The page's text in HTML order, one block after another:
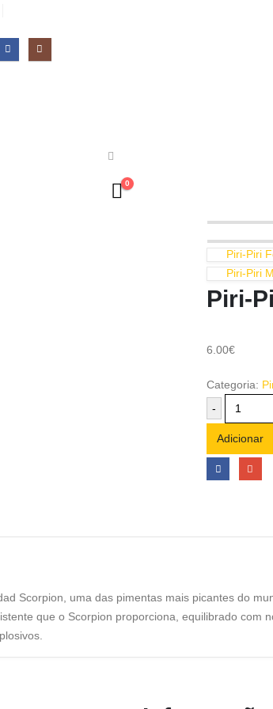
0
Piri-Piri
Piri-Piri
Piri-
6.00€
Categoria:
-
Adicionar
Scorpion, uma das pimentas mais picantes do
que o Scorpion proporciona, equilibrado com